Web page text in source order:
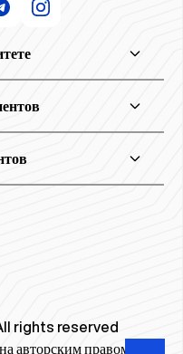
rights reserved
авторским правом